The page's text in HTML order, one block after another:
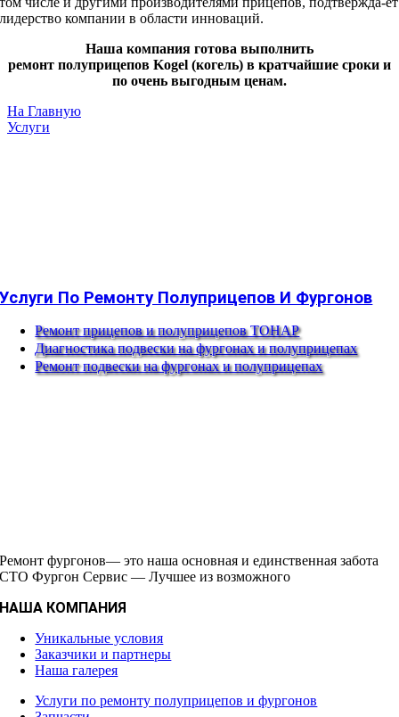
лидерство компании в области инноваций.
Наша компания готова выполнить
ремонт полуприцепов Kogel (когель) в кратчайшие сроки и
по очень выгодным ценам.
На Главную
Услуги
Услуги По Ремонту Полуприцепов И Фургонов
Ремонт прицепов и полуприцепов ТОНАР
Диагностика подвески на фургонах и полуприцепах
Ремонт подвески на фургонах и полуприцепах
Ремонт фургонов— это наша основная и единственная забота
СТО Фургон Сервис — Лучшее из возможного
НАША КОМПАНИЯ
Уникальные условия
Заказчики и партнеры
Наша галерея
Услуги по ремонту полуприцепов и фургонов